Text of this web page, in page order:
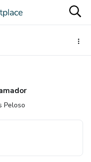
Peloso